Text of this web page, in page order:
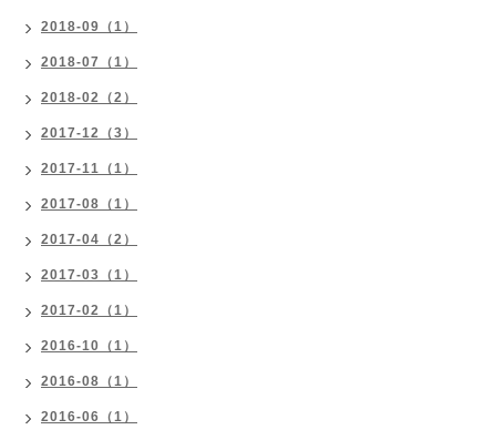
2018-09（1）
2018-07（1）
2018-02（2）
2017-12（3）
2017-11（1）
2017-08（1）
2017-04（2）
2017-03（1）
2017-02（1）
2016-10（1）
2016-08（1）
2016-06（1）